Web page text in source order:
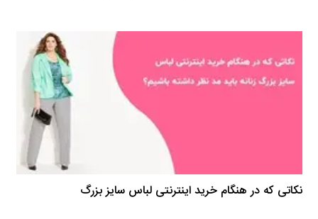
نکاتی که در هنگام خرید اینترنتی لباس سایز بزرگ